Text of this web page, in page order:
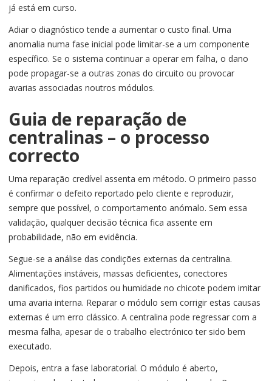
já está em curso.
Adiar o diagnóstico tende a aumentar o custo final. Uma
anomalia numa fase inicial pode limitar-se a um componente
específico. Se o sistema continuar a operar em falha, o dano
pode propagar-se a outras zonas do circuito ou provocar
avarias associadas noutros módulos.
Guia de reparação de
centralinas – o processo
correcto
Uma reparação credível assenta em método. O primeiro passo
é confirmar o defeito reportado pelo cliente e reproduzir,
sempre que possível, o comportamento anómalo. Sem essa
validação, qualquer decisão técnica fica assente em
probabilidade, não em evidência.
Segue-se a análise das condições externas da centralina.
Alimentações instáveis, massas deficientes, conectores
danificados, fios partidos ou humidade no chicote podem imitar
uma avaria interna. Reparar o módulo sem corrigir estas causas
externas é um erro clássico. A centralina pode regressar com a
mesma falha, apesar de o trabalho electrónico ter sido bem
executado.
Depois, entra a fase laboratorial. O módulo é aberto,